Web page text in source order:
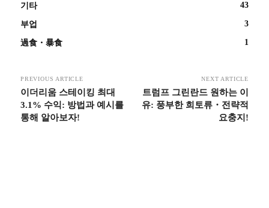
기타 43
부업 3
過食・暴食 1
PREVIOUS ARTICLE
이더리움 스테이킹 최대
3.1% 수익: 방법과 예시를
통해 알아보자!
NEXT ARTICLE
트럼프 그린란드 원하는 이
유: 풍부한 희토류・전략적
요충지!